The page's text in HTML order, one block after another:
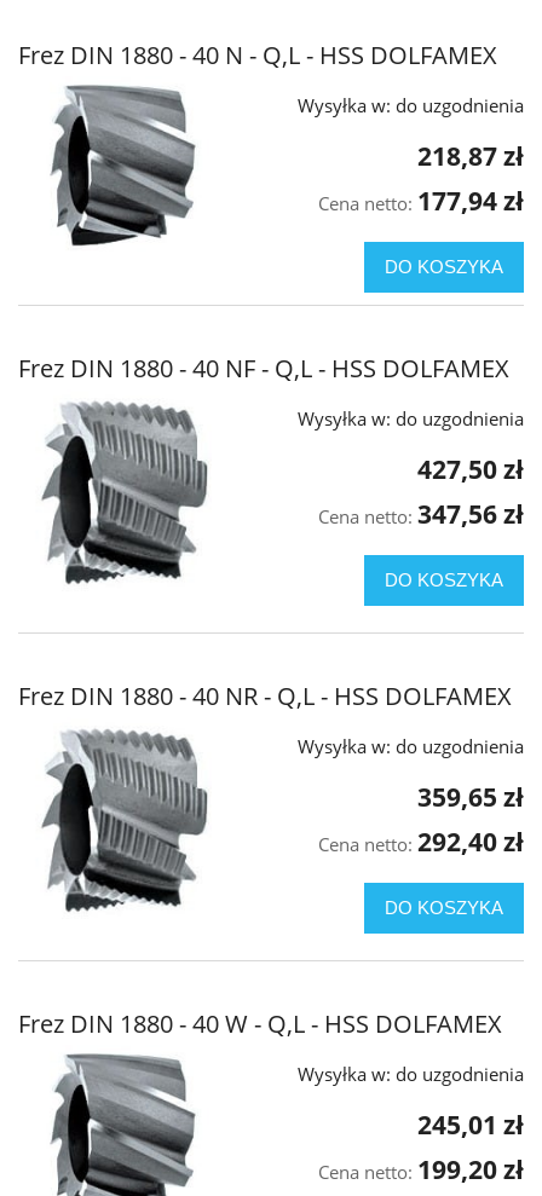
Frez DIN 1880 - 40 N - Q,L - HSS DOLFAMEX
Wysyłka w: do uzgodnienia
218,87 zł
Cena netto: 177,94 zł
DO KOSZYKA
Frez DIN 1880 - 40 NF - Q,L - HSS DOLFAMEX
Wysyłka w: do uzgodnienia
427,50 zł
Cena netto: 347,56 zł
DO KOSZYKA
Frez DIN 1880 - 40 NR - Q,L - HSS DOLFAMEX
Wysyłka w: do uzgodnienia
359,65 zł
Cena netto: 292,40 zł
DO KOSZYKA
Frez DIN 1880 - 40 W - Q,L - HSS DOLFAMEX
Wysyłka w: do uzgodnienia
245,01 zł
Cena netto: 199,20 zł